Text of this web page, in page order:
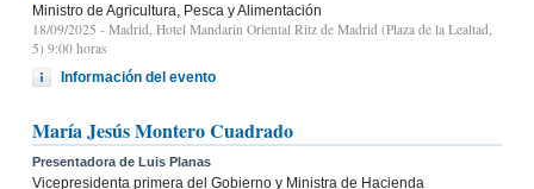
Ministro de Agricultura, Pesca y Alimentación
18/09/2025 - Madrid, Hotel Mandarin Oriental Ritz de Madrid (Plaza de la Lealtad,
5) 9:00 horas
Información del evento
María Jesús Montero Cuadrado
Presentadora de Luis Planas
Vicepresidenta primera del Gobierno y Ministra de Hacienda